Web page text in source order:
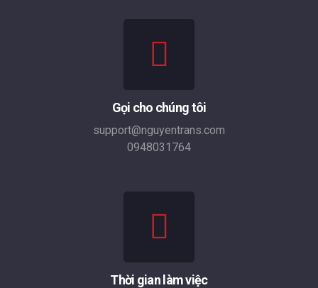
Gọi cho chúng tôi
support@nguyentrans.com
0948031764
Thời gian làm việc